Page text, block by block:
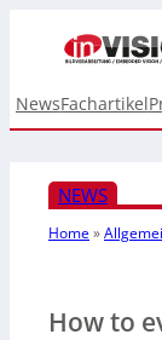
NewsFachartikel
NEWS
Home»
How to